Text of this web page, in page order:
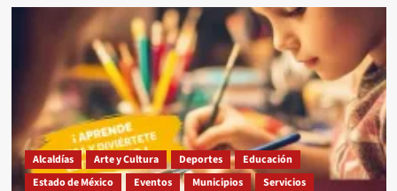
Alcaldías Arte y Cultura Deportes
Educación
Estado de México
Eventos Municipios
Servicios